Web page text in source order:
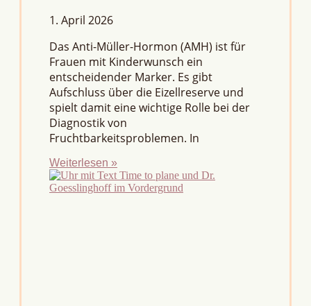
1. April 2026
Das Anti-Müller-Hormon (AMH) ist für
Frauen mit Kinderwunsch ein
entscheidender Marker. Es gibt
Aufschluss über die Eizellreserve und
spielt damit eine wichtige Rolle bei der
Diagnostik von
Fruchtbarkeitsproblemen. In
Weiterlesen »